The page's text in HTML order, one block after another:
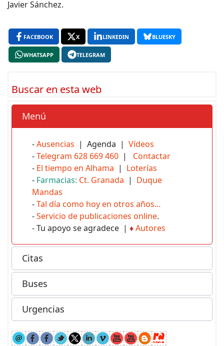
Javier Sánchez.
FACEBOOK X LINKEDIN BLUESKY
WHATSAPP TELEGRAM
Buscar en esta web
Menú
-Ausencias | Agenda | Vídeos
-Telegram 628 669 460 | Contactar
- El tiempo en Alhama | Loterías
- Farmacias: Ct. Granada | Duque
Mandas
-Tal día como hoy en otros años...
-Servicio de publicaciones online.
- Tu apoyo se agradece | ♦Autores
Citas
Buses
Urgencias